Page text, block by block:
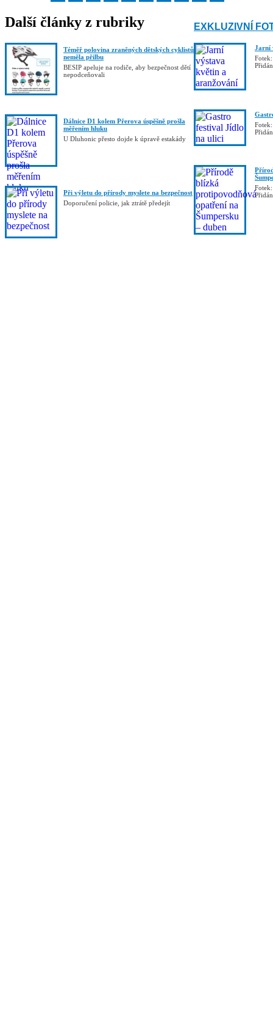
Další články z rubriky
Téměř polovina zraněných dětských cyklistů
neměla přilbu
BESIP apeluje na rodiče, aby bezpečnost dětí
nepodceňovali
Dálnice D1 kolem Přerova úspěšně prošla
měřením hluku
U Dluhonic přesto dojde k úpravě estakády
Při výletu do přírody myslete na bezpečnost
Doporučení policie, jak ztrátě předejít
EXKLUZIVNÍ
Jarní